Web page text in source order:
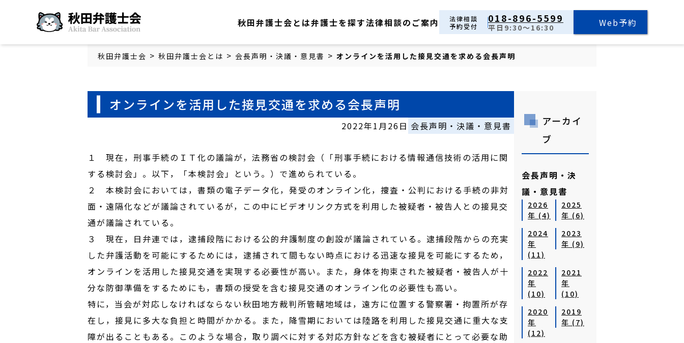
秋田弁護士会 秋田弁護士会とは弁護士を探す法律相談のご案内
法律相談
予約受付
018-896-5599
平日9:30～16:30 Web予約
秋田弁護士会 > 秋田弁護士会とは > 会長声明・決議・意見書 > オンラインを活用した接見交通を求める会長声明
オンラインを活用した接見交通を求める会長声明
2022年1月26日 会長声明・決議・意見書
１ 現在，刑事手続のＩＴ化の議論が，法務省の検討会（「刑事手続における情報通信技術の活用に関
する検討会」。以下，「本検討会」という。）で進められている。
２ 本検討会においては，書類の電子データ化，発受のオンライン化，捜査・公判における手続の非対
面・遠隔化などが議論されているが，この中にビデオリンク方式を利用した被疑者・被告人との接見交
通が議論されている。
３ 現在，日弁連では，逮捕段階における公的弁護制度の創設が議論されている。逮捕段階からの充実
した弁護活動を可能にするためには，逮捕されて間もない時点における迅速な接見を可能にするため，
オンラインを活用した接見交通を実現する必要性が高い。また，身体を拘束された被疑者・被告人が十
分な防御準備をするためにも，書類の授受を含む接見交通のオンライン化の必要性も高い。
特に，当会が対応しなければならない秋田地方裁判所管轄地域は，遠方に位置する警察署・拘置所が存
在し，接見に多大な負担と時間がかかる。また，降雪期においては陸路を利用した接見交通に重大な支
障が出ることもある。このような場合，取り調べに対する対応方針などを含む被疑者にとって必要な助
アーカイ
ブ
会長声明・決
議・意見書
2026
年 (4)
2025
年 (6)
2024
年
(11)
2023
年 (9)
2022
年
(10)
2021
年
(10)
2020
年
(12)
2019
年 (7)